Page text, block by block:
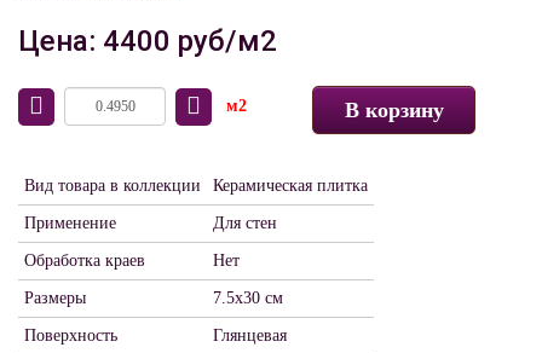
Цена: 4400 руб/м2
м2 В корзину
Вид товара в коллекции Керамическая плитка
Применение Для стен
Обработка краев Нет
Размеры 7.5х30 см
Поверхность Глянцевая